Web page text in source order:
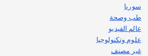
سوريا
طب وصحة
عالم الفيديو
علوم وتكنولوجيا
غير مصنف